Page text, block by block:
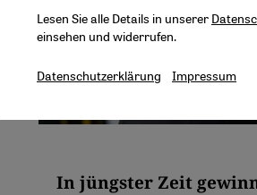
In jüngster Zeit
Lesen Sie alle Details in unserer
einsehen und widerrufen.
Datenschutzerklärung Impressum